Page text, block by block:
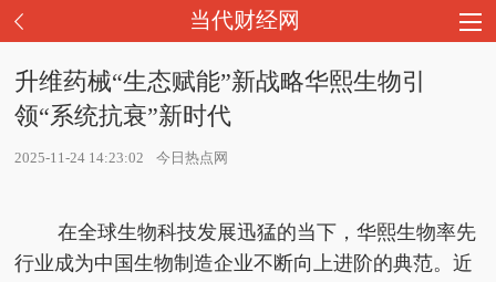
当代财经网
升维药械“生态赋能”新战略华熙生物引
领“系统抗衰”新时代
2025-11-24 14:23:02 今日热点网
在全球生物科技发展迅猛的当下，华熙生物率先
行业成为中国生物制造企业不断向上进阶的典范。近